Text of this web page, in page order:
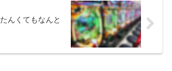
んくてもなんと